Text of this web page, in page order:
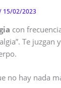
15/02/2023
con
Te juzgan
no hay nada